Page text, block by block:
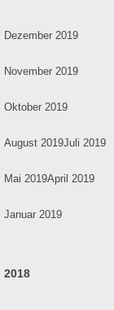
Dezember 2019
November 2019
Oktober 2019
August 2019Juli 2019
Mai 2019April 2019
Januar 2019
2018